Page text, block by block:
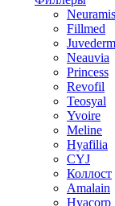
Neuramis
Fillmed
Juvederm
Neauvia
Princess
Revofil
Teosyal
Yvoire
Meline
Hyafilia
CYJ
Коллост
Amalain
Hyacorp